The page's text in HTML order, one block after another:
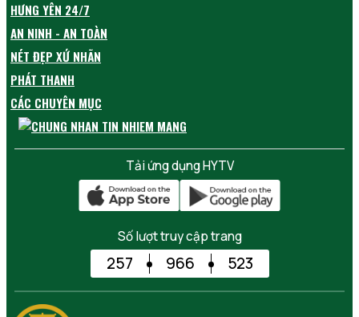
HƯNG YÊN 24/7
AN NINH - AN TOÀN
NÉT ĐẸP XỨ NHÃN
PHÁT THANH
CÁC CHUYÊN MỤC
Tải ứng dụng HYTV
Số lượt truy cập trang
257 966 523